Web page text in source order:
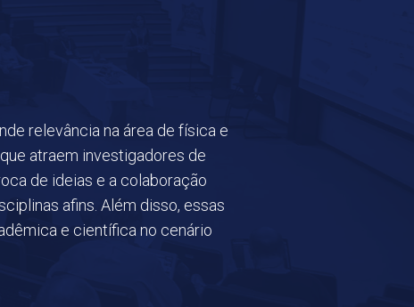
relevância na área de física e
atraem investigadores de
de ideias e a colaboração
afins. Além disso, essas
e científica no cenário